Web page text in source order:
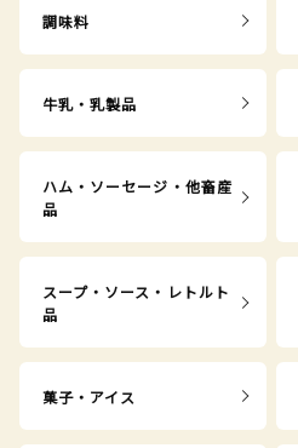
調味料
牛乳・乳製品
ハム・ソーセージ・他畜産
品
スープ・ソース・レトルト
品
菓子・アイス